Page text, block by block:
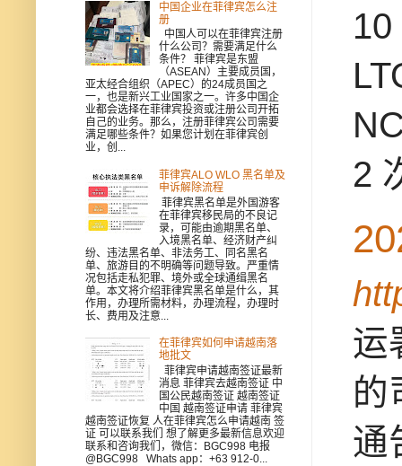
2
运
的
通
中国企业在菲律宾怎么注
册
中国人可以在菲律宾注册
什么公司？需要满足什么
条件？ 菲律宾是东盟
（ASEAN）主要成员国，
亚太经合组织（APEC）的24成员国之
一，也是新兴工业国家之一。许多中国企
业都会选择在菲律宾投资或注册公司开拓
自己的业务。那么，注册菲律宾公司需要
满足哪些条件？如果您计划在菲律宾创
业，创...
菲律宾ALO WLO 黑名单及
申诉解除流程
菲律宾黑名单是外国游客
在菲律宾移民局的不良记
录，可能由逾期黑名单、
入境黑名单、经济财产纠
纷、违法黑名单、非法务工、同名黑名
单、旅游目的不明确等问题导致。严重情
况包括走私犯罪、境外或全球通缉黑名
单。本文将介绍菲律宾黑名单是什么，其
作用，办理所需材料，办理流程，办理时
长、费用及注意...
在菲律宾如何申请越南落
地批文
菲律宾申请越南签证最新
消息 菲律宾去越南签证 中
国公民越南签证 越南签证
中国 越南签证申请 菲律宾
越南签证恢复 人在菲律宾怎么申请越南 签
证 可以联系我们 想了解更多最新信息欢迎
联系和咨询我们，微信：BGC998 电报
@BGC998 Whats app：+63 912-0...